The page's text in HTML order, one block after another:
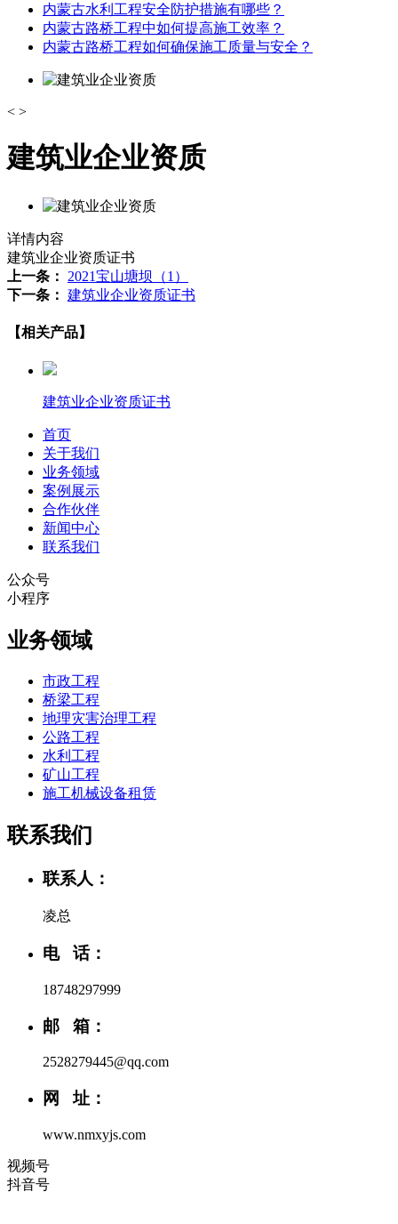
内蒙古水利工程安全防护措施有哪些？
内蒙古路桥工程中如何提高施工效率？
内蒙古路桥工程如何确保施工质量与安全？
< >
建筑业企业资质
详情内容
建筑业企业资质证书
上一条：
2021宝山塘坝（1）
下一条： 建筑业企业资质证书
【相关产品】
建筑业企业资质证书
首页
关于我们
业务领域
案例展示
合作伙伴
新闻中心
联系我们
公众号
小程序
业务领域
市政工程
桥梁工程
地理灾害治理工程
公路工程
水利工程
矿山工程
施工机械设备租赁
联系我们
联系人：
凌总
电 话：
18748297999
邮 箱：
2528279445@qq.com
网 址：
www.nmxyjs.com
视频号
抖音号